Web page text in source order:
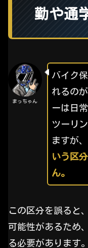
勤や通
まっちゃん
バイク
れるの
ーは日
ツーリ
ますが、
いう区
ん。
この区分を誤ると
可能性があるため
る必要があります。